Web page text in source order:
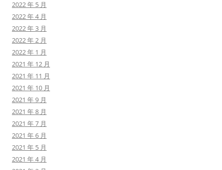
2022 年 5 月
2022 年 4 月
2022 年 3 月
2022 年 2 月
2022 年 1 月
2021 年 12 月
2021 年 11 月
2021 年 10 月
2021 年 9 月
2021 年 8 月
2021 年 7 月
2021 年 6 月
2021 年 5 月
2021 年 4 月